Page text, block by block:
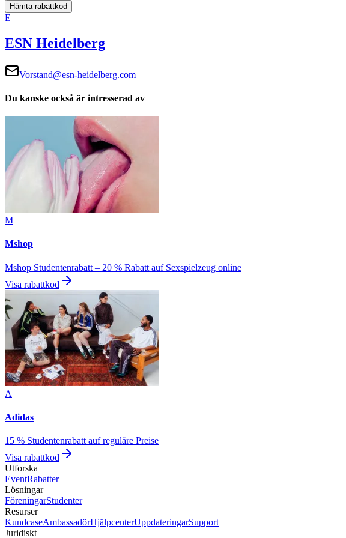
Hämta rabattkod
E
ESN Heidelberg
Vorstand@esn-heidelberg.com
Du kanske också är intresserad av
M
Mshop
Mshop Studentenrabatt – 20 % Rabatt auf Sexspielzeug online
Visa rabattkod
A
Adidas
15 % Studentenrabatt auf reguläre Preise
Visa rabattkod
Utforska
EventRabatter
Lösningar
FöreningarStudenter
Resurser
KundcaseAmbassadörHjälpcenterUppdateringarSupport
Juridiskt